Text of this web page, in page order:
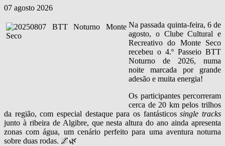
07 agosto 2026
Na passada quinta‑feira, 6 de
agosto, o Clube Cultural e
Recreativo do Monte Seco
recebeu o 4.º Passeio BTT
Noturno de 2026, numa
noite marcada por grande
adesão e muita energia!
Os participantes percorreram
cerca de 20 km pelos trilhos
da região, com especial destaque para os fantásticossingle tracks
junto à ribeira de Algibre, que nesta altura do ano ainda apresenta
zonas com água, um cenário perfeito para uma aventura noturna
sobre duas rodas. 🌌🌿